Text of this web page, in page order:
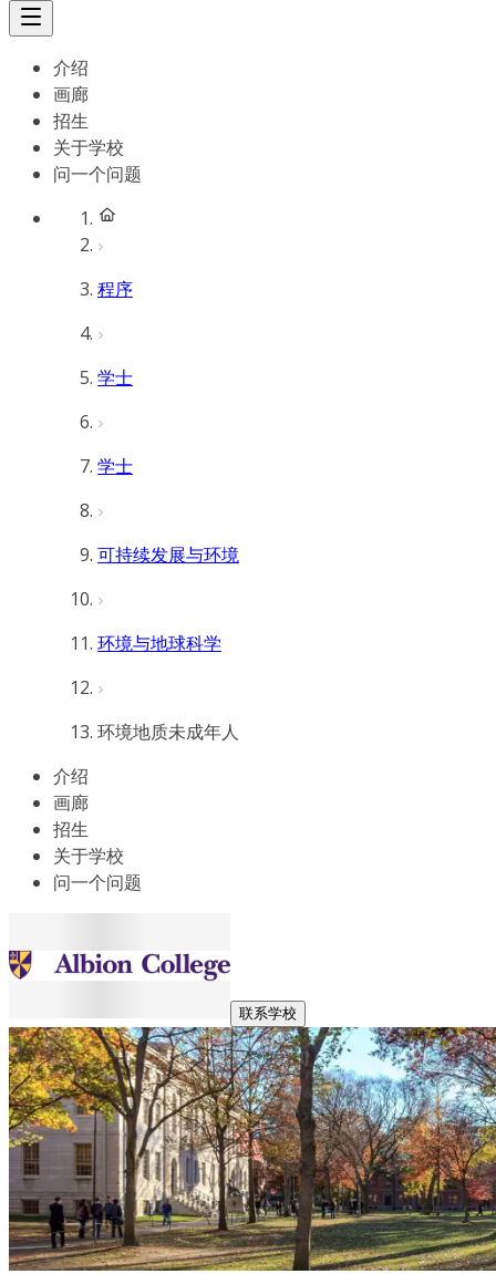
介绍
画廊
招生
关于学校
问一个问题
程序
学士
学士
可持续发展与环境
环境与地球科学
环境地质未成年人
介绍
画廊
招生
关于学校
问一个问题
联系学校